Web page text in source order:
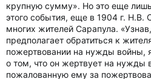
крупную сумму». Но это еще
этого события, еще в 1904 г. Н.В.
многих жителей Сарапула.
предполагает обратиться к
пожертвовании на нужды войны,
о том, что он жертвует на нужды
пожалованную ему за